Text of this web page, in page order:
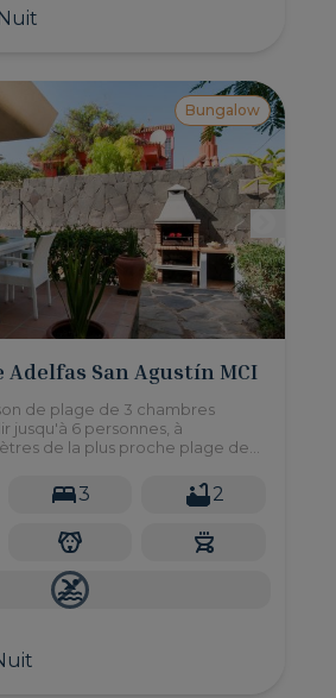
Bungalow
Adelfas San Agustín MCI
de plage de 3 chambres
jusqu'à 6 personnes, à
de la plus proche plage de
3 2